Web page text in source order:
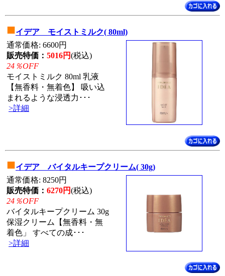
■イデア モイストミルク( 80ml)
通常価格: 6600円
販売特価： 5016円(税込)
24％OFF
モイストミルク 80ml 乳液
【無香料・無着色】 吸い込
まれるような浸透力･･･
>詳細
■イデア バイタルキープクリーム( 30g)
通常価格: 8250円
販売特価： 6270円(税込)
24％OFF
バイタルキープクリーム 30g
保湿クリーム【無香料・無
着色」 すべての成･･･
>詳細